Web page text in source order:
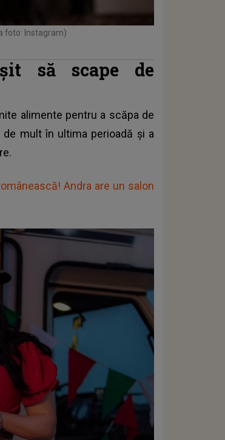
foto: Instagram)
să scape de
alimente pentru a scăpa de
mult în ultima perioadă și a
Andra are un salon